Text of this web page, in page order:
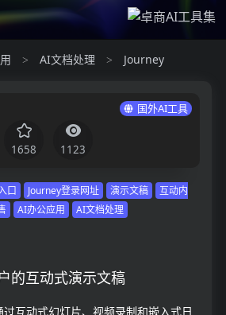
> AI文档处理 > Journey
国外AI工具
1658 1123
口 Journey登录网址 演示文稿
互动内
AI办公应用 AI文档处理
的互动式演示文稿
互动式幻灯片、视频录制和嵌入式日